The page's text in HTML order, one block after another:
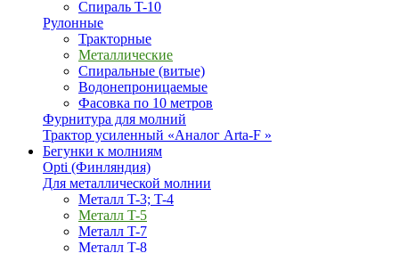
Спираль T-10
Рулонные
Тракторные
Металлические
Спиральные (витые)
Водонепроницаемые
Фасовка по 10 метров
Фурнитура для молний
Трактор усиленный «Аналог Arta-F »
Бегунки к молниям
Opti (Финляндия)
Для металлической молнии
Металл T-3; T-4
Металл T-5
Металл T-7
Металл T-8